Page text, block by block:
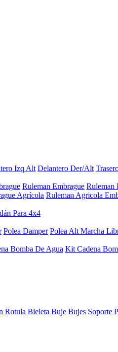
Izq Alt Delantero Der/Alt
Ruleman Embrague Ruleman
Agrícola Ruleman Agricola
Para 4x4
Polea Damper Polea Alt Marcha
Bomba De Agua Kit Cadena
Rotula Bieleta Buje Bujes Soporte